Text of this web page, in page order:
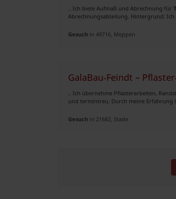
.. Ich biete Aufmaß und Abrechnung für
Abrechnungsabteilung. Hintergrund: Ich
Gesuch in 49716, Meppen
GalaBau‑Feindt –
.. Ich übernehme Pflasterarbeiten,
und termintreu. Durch meine Erfahrung
Gesuch in 21682, Stade